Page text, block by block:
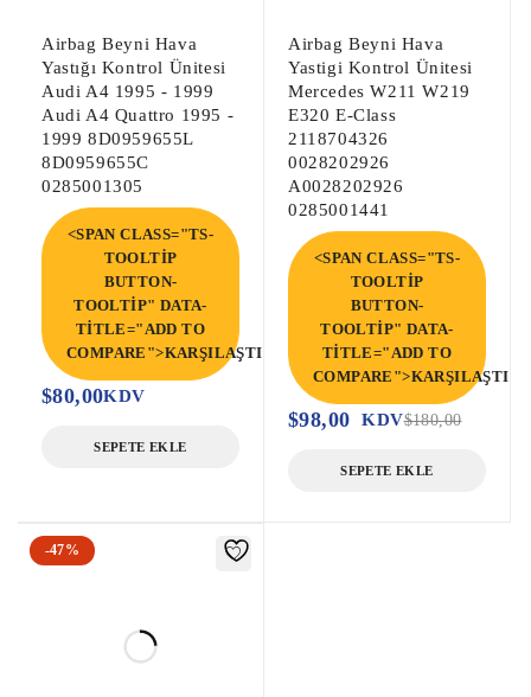
Airbag Beyni Hava
Yastığı Kontrol Ünitesi
Audi A4 1995 - 1999
Audi A4 Quattro 1995 -
1999 8D0959655L
8D0959655C
0285001305
<SPAN CLASS="TS-
TOOLTIP
BUTTON-
TOOLTIP" DATA-
TITLE="ADD TO
COMPARE">KARŞILAŞTIR</SPAN>
$80,00KDV
SEPETE EKLE
Airbag Beyni Hava
Yastigi Kontrol Ünitesi
Mercedes W211 W219
E320 E-Class
2118704326
0028202926
A0028202926
0285001441
<SPAN CLASS="TS-
TOOLTIP
BUTTON-
TOOLTIP" DATA-
TITLE="ADD TO
$180,00
$98,00 KDV
SEPETE EKLE
-47%